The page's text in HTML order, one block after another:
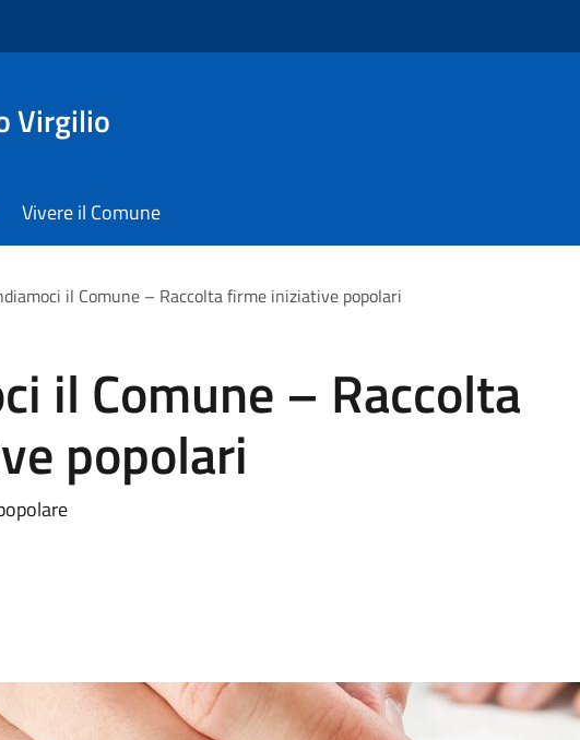
Virgilio
Vivere il Comune
il Comune – Raccolta firme iniziative popolari
il Comune – Raccolta
popolari